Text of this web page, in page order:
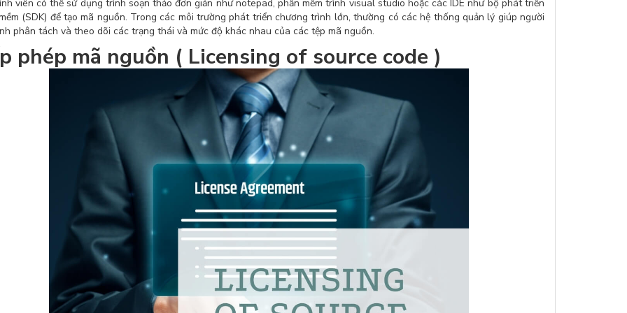
viên có thể sử dụng trình soạn thảo đơn giản như notepad, phần mềm trình visual studio hoặc các IDE như bộ phát triển
(SDK) để tạo mã nguồn. Trong các môi trường phát triển chương trình lớn, thường có các hệ thống quản lý giúp người
phân tách và theo dõi các trạng thái và mức độ khác nhau của các tệp mã nguồn.
phép mã nguồn ( Licensing of source code )